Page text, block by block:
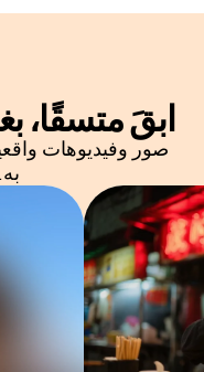
ابقَ متسقًا،
صور وفيديوهات